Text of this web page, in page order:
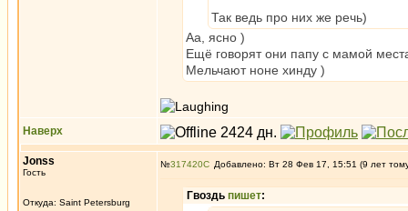
Так ведь про них же речь)
Аа, ясно )
Ещё говорят они папу с мамой
Мельчают ноне хинду )
Наверх
Jonss
Гость
Откуда: Saint Petersburg
№317420 Добавлено: Вт 28 Фев 17, 15:51 (9 лет
Гвоздь пишет: